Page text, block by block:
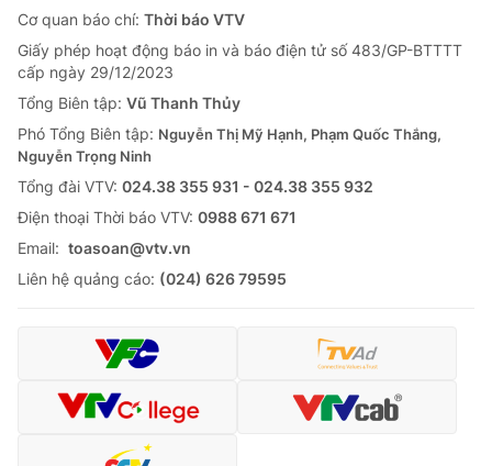
Cơ quan báo chí: Thời báo VTV
Giấy phép hoạt động báo in và báo điện tử số 483/GP-BTTTT
cấp ngày 29/12/2023
Tổng Biên tập: Vũ Thanh Thủy
Phó Tổng Biên tập: Nguyễn Thị Mỹ Hạnh, Phạm Quốc Thắng,
Nguyễn Trọng Ninh
Tổng đài VTV: 024.38 355 931 - 024.38 355 932
Ðiện thoại Thời báo VTV: 0988 671 671
Email: toasoan@vtv.vn
Liên hệ quảng cáo: (024) 626 79595